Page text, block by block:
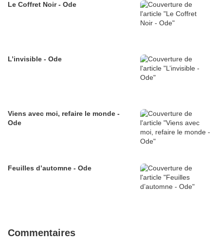
Le Coffret Noir - Ode
L’invisible - Ode
Viens avec moi, refaire le monde -
Ode
Feuilles d’automne - Ode
Commentaires